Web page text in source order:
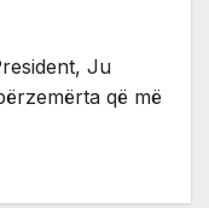
Ju
që më